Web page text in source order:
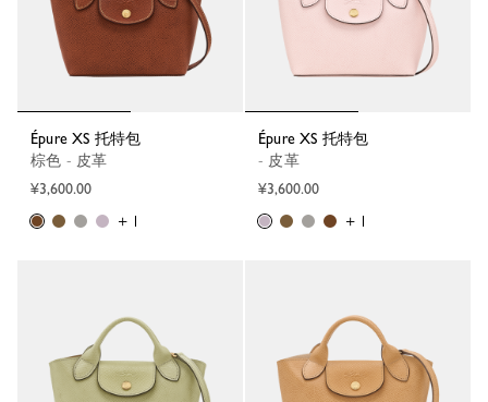
Épure XS 托特包
棕色 - 皮革
¥3,600.00
+ 1
Épure XS 托特包
- 皮革
¥3,600.00
+ 1